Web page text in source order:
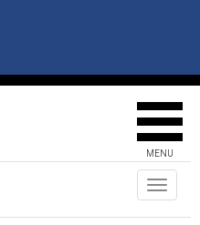
MENU
Toggle